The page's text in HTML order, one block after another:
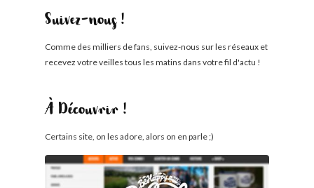
Suivez-nous !
Comme des milliers de fans, suivez-nous sur les réseaux et
recevez votre veilles tous les matins dans votre fil d'actu !
À Découvrir !
Certains site, on les adore, alors on en parle ;)